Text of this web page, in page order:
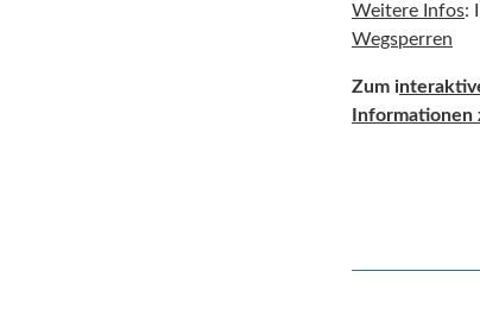
Weitere Infos:
Wegsperren
Zum i